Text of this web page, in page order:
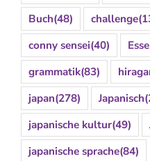
Buch(48) challenge
conny sensei(40)
grammatik(83)
japan(278) Japanisch
japanische kultur(49)
japanische sprache(84)